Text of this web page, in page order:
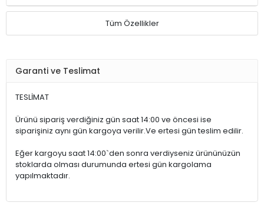
Tüm Özellikler
Garanti ve Teslimat
TESLİMAT
Ürünü sipariş verdiğiniz gün saat 14:00 ve öncesi ise
siparişiniz aynı gün kargoya verilir.Ve ertesi gün teslim edilir.
Eğer kargoyu saat 14:00`den sonra verdiyseniz ürününüzün
stoklarda olması durumunda ertesi gün kargolama
yapılmaktadır.